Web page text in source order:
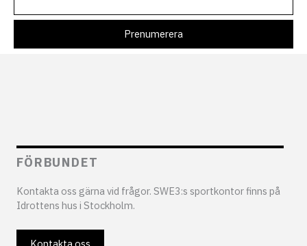
FÖRBUNDET
Kontakta oss gärna vid frågor. SWE3:s sportkontor finns på
Idrottens hus i Stockholm.